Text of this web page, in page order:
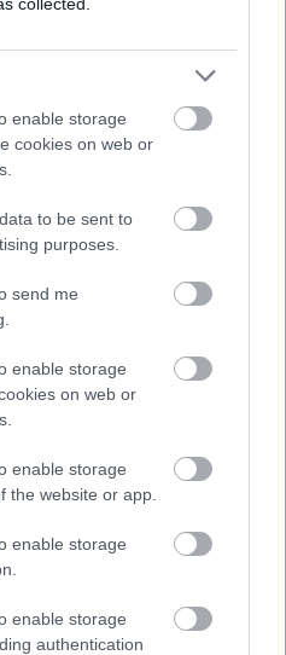
enable storage
cookies on web or
to be sent to
purposes.
send me
enable storage
on web or
enable storage
the website or app.
enable storage
enable storage
authentication
Szolnokon pedig egy másik
vitték el a mezőtúri
nagy változásokról döntött
visszakapják
Pócs János fizetéslevonást
vittek haza
nem akarták a JÉGER
lépcső és remek
hogy Szolnok mennyire
új köztársasági elnököt az
köztük Karcagon